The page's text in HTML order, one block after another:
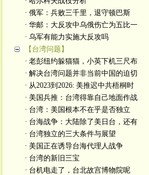
· 俄军：兵败三千里，退守顿巴斯
· 华邮：大反攻中乌俄伤亡为五比一
· 乌军有能力实施大反攻吗
【台湾问题】
· 老彭纽约躲猫猫，小英下机三尺布
· 解决台湾问题并非当前中国的迫切
· 从2023到2026: 美推迟中共梧桐时
· 美国兵推：台湾得靠自己地面作战
· 台湾：美国根本不在乎是否独立
· 台海战争：大陆除了美日台，还有
· 台湾独立的三大条件与展望
· 美国正在诱导台海代理人战争
· 台湾的新旧三宝
· 台机电走了，台北故宫博物院呢